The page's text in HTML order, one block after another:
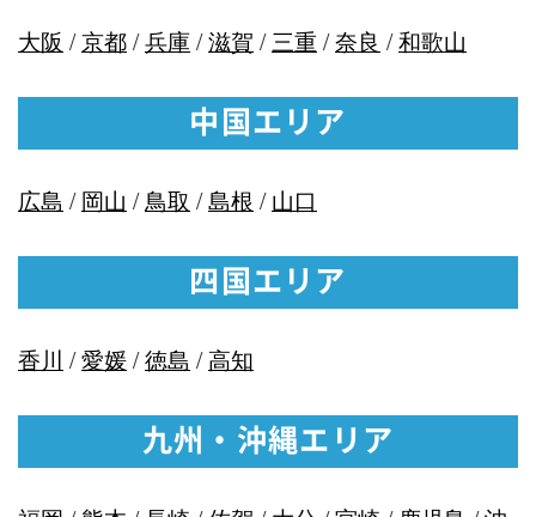
大阪 /京都/兵庫/滋賀 /三重 /奈良 /和歌山
中国エリア
広島 /岡山 /鳥取 /島根 /山口
四国エリア
香川 /愛媛/徳島 /高知
九州・沖縄エリア